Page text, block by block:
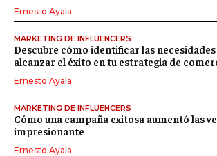
Ernesto Ayala
MARKETING DE INFLUENCERS
Descubre cómo identificar las
alcanzar el éxito en tu estrategia de
Ernesto Ayala
MARKETING DE INFLUENCERS
Cómo una campaña exitosa aumentó las
impresionante
Ernesto Ayala